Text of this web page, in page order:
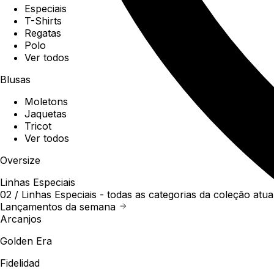
Especiais
T-Shirts
Regatas
Polo
Ver todos
Blusas
Moletons
Jaquetas
Tricot
Ver todos
Oversize
Linhas Especiais
02 / Linhas Especiais - todas as categorias da coleção
Lançamentos da semana
Arcanjos
Golden Era
Fidelidad